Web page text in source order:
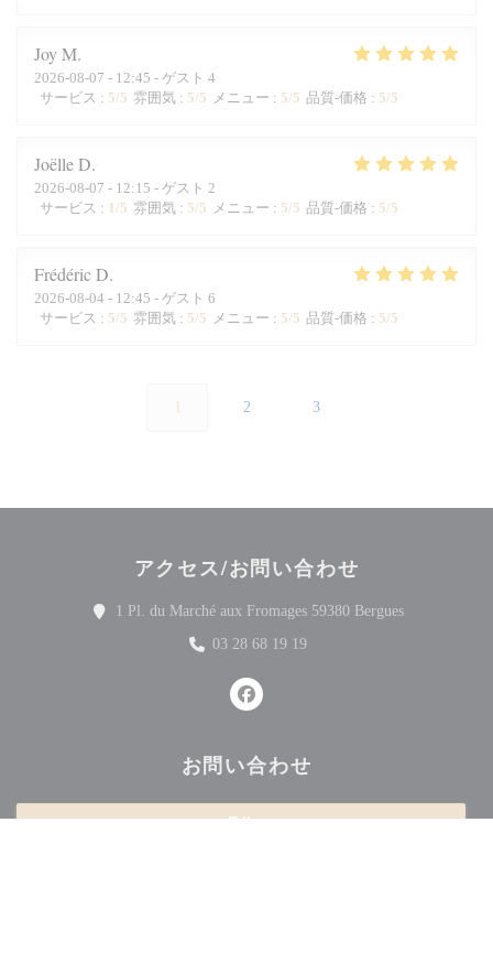
JoyM
2026-08-07 - 12:45 - ゲスト 4
サービス : 5/5 雰囲気 : 5/5 メニュー : 5/5 品質-価格 : 5/5
JoëlleD
2026-08-07 - 12:15 - ゲスト 2
サービス : 1 /5 雰囲気 : 5/5 メニュー : 5/5 品質-価格 : 5/5
FrédéricD
2026-08-04 - 12:45 - ゲスト 6
サービス : 5/5 雰囲気 : 5/5 メニュー : 5/5 品質-価格 : 5/5
2 3
アクセス/お問い合わせ
1 Pl. du Marché aux Fromages 59380 Bergues((新しいウ
03 28 68 19 19
Facebook ((新しいウィンドウ
お問い合わせ
予約